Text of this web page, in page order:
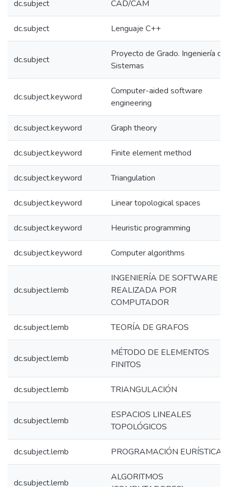
dc.subject CAD/CAM
dc.subject Lenguaje C++
dc.subject
Proyecto de Grado. Ingeniería de
Sistemas
dc.subject.keyword
Computer-aided software
engineering
dc.subject.keyword Graph theory
dc.subject.keyword Finite element method
dc.subject.keyword Triangulation
dc.subject.keyword Linear topological spaces
dc.subject.keyword Heuristic programming
dc.subject.keyword Computer algorithms
dc.subject.lemb
INGENIERÍA DE SOFTWARE
REALIZADA POR
COMPUTADOR
dc.subject.lemb TEORÍA DE GRAFOS
dc.subject.lemb
MÉTODO DE ELEMENTOS
FINITOS
dc.subject.lemb TRIANGULACIÓN
dc.subject.lemb
ESPACIOS LINEALES
TOPOLÓGICOS
dc.subject.lemb PROGRAMACIÓN EURÍSTICA
dc.subject.lemb
ALGORITMOS